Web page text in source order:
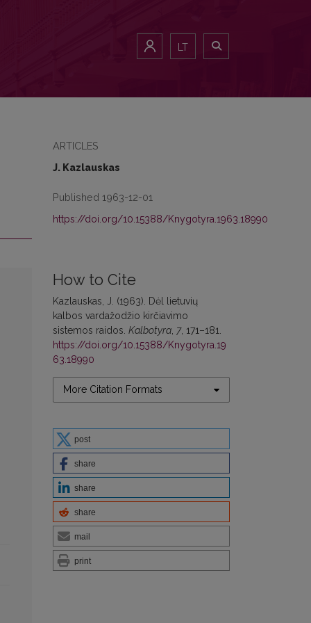
LT
ARTICLES
J. Kazlauskas
Published 1963-12-01
https://doi.org/10.15388/Knygotyra.1963.18990
How to Cite
Kazlauskas, J. (1963). Dėl lietuvių
kalbos vardažodžio kirčiavimo
sistemos raidos. Kalbotyra 7, 171–181.
https://doi.org/10.15388/Knygotyra.19
63.18990
More Citation Formats
post
share
share
share
mail
print